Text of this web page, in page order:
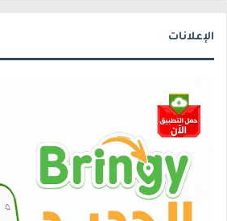
الإعلانات